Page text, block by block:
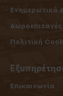
Ενημερωτικά
Δωροεπιταγές
Πολιτική
Επικοινωνία